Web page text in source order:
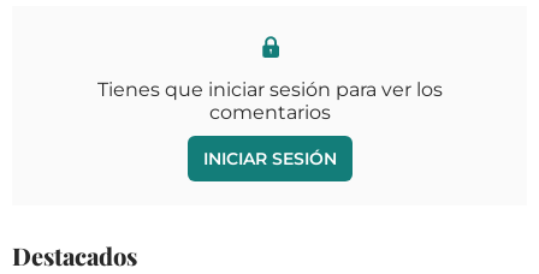
Tienes que iniciar sesión para ver los
comentarios
INICIAR SESIÓN
Destacados